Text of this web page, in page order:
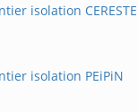
isolation CERESTE
isolation PEiPiN